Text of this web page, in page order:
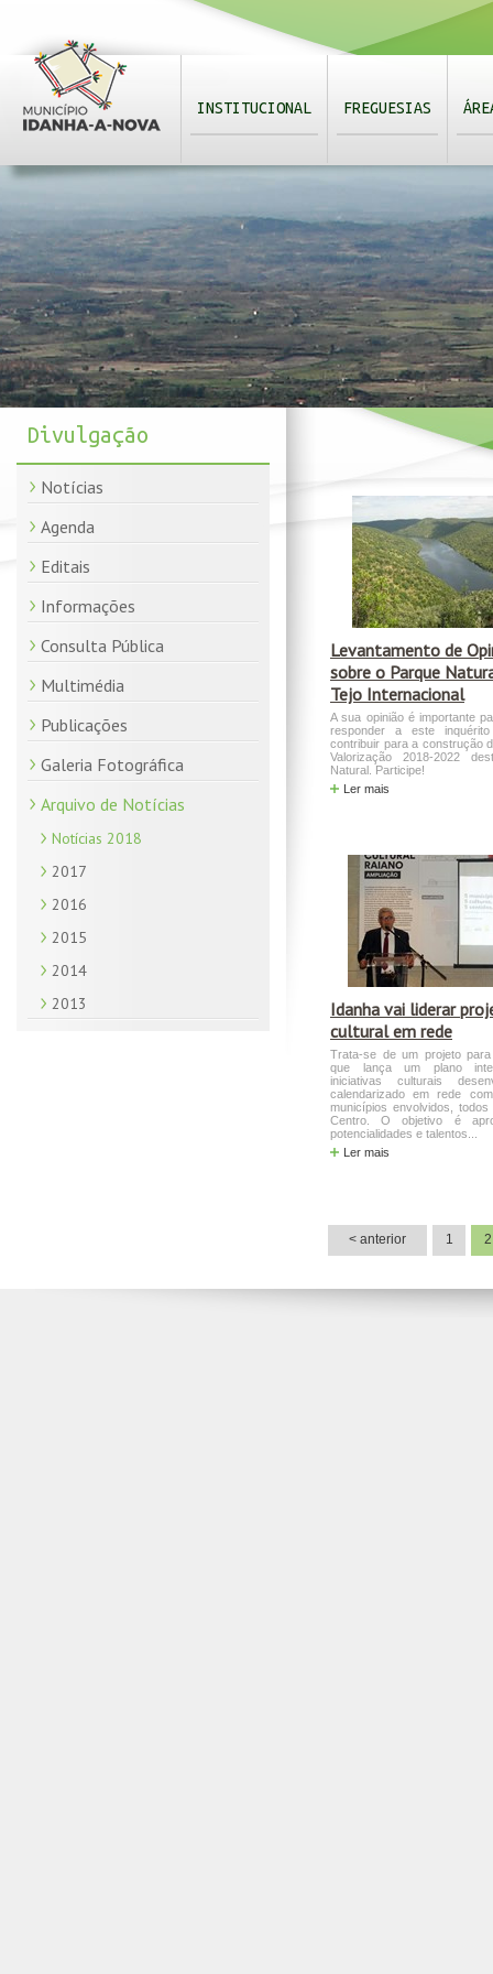
INSTITUCIONAL FREGUESIAS
Divulgação
Notícias
Agenda
Editais
Informações
Consulta Pública
Multimédia
Publicações
Galeria Fotográfica
Arquivo de Notícias
Notícias 2018
2017
2016
2015
2014
2013
Levantamento de
sobre o Parque
Tejo Internacional
A sua opinião é importante
responder a este
contribuir para a construção
Valorização 2018-2022
Natural. Participe!
Ler mais
Idanha vai liderar
cultural em rede
Trata-se de um projeto
que lança um plano
iniciativas culturais
calendarizado em rede
municípios envolvidos, todos
Centro. O objetivo é
potencialidades e talentos...
Ler mais
< anterior 1 2